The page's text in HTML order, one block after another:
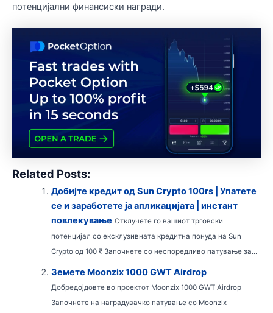
потенцијални финансиски награди.
Related Posts:
Добијте кредит од Sun Crypto 100rs | Упатете
се и заработете ја апликацијата | инстант
повлекување Отклучете го вашиот трговски
потенцијал со ексклузивната кредитна понуда на Sun
Crypto од 100 ₹ Започнете со неспоредливо патување за...
Земете Moonzix 1000 GWT Airdrop
Добредојдовте во проектот Moonzix 1000 GWT Airdrop
Започнете на наградувачко патување со Moonzix